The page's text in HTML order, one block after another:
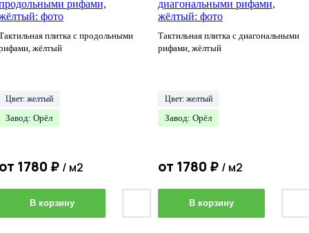
плитка с продольными
жёлтый
Цвет: желтый
Завод: Орёл
1780 ₽ / м2
В корзину
Тактильная плитка с диагональными
рифами, жёлтый
Цвет: желтый
Завод: Орёл
от 1780 ₽ / м2
В корзину